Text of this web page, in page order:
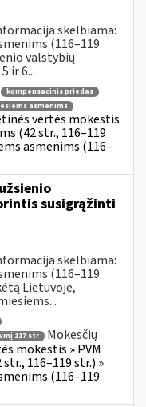
skelbiama:
(116–119
valstybių
ir 6...
kompensacinis priedas
asmenims
vertės mokestis
(42 str., 116–119
asmenims (116–
susigrąžinti
skelbiama:
(116–119
Lietuvoje,
117 str
Mokesčių
mokestis » PVM
116–119 str.) »
(116–119